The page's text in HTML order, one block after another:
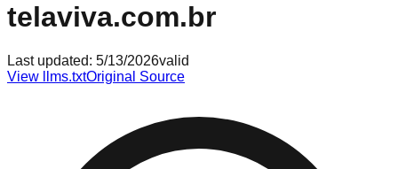
telaviva.com.br
Last updated: 5/13/2026valid
View llms.txtOriginal Source